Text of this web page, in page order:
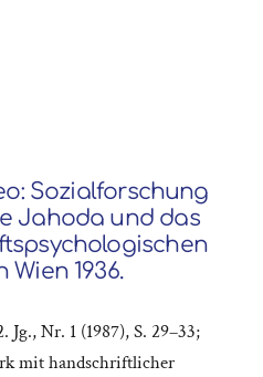
Sozialforschung
Jahoda und das
1936.
Nr. 1 (1987), S. 29–33;
mit handschriftlicher